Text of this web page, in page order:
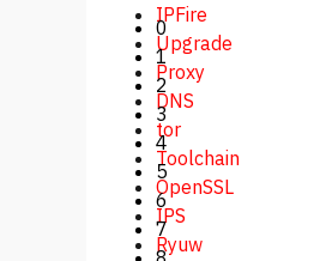
0
1
2
3
4
5
6
7
IPFire
Upgrade
Proxy
DNS
tor
Toolchain
OpenSSL
IPS
Ryuw